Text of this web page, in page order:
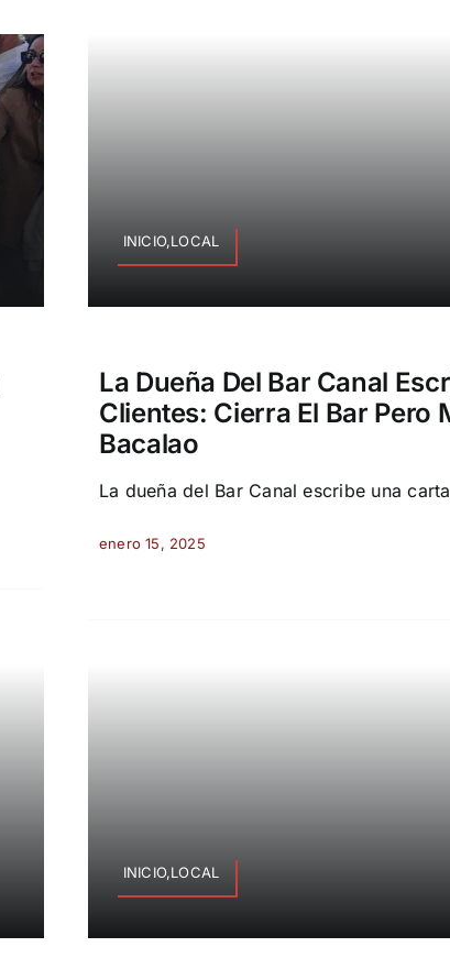
INICIO,LOCAL
La Dueña Del Bar Canal
Clientes: Cierra El Bar Pero
Bacalao
La dueña del Bar Canal escribe una
enero 15, 2025
INICIO,LOCAL